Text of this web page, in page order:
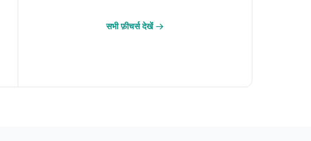
सभी फ़ीचर्स देखें →